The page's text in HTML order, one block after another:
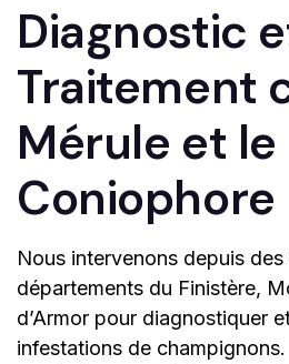
Diagnostic
Traitement
Mérule et le
Coniophore
Nous intervenons depuis
départements du Finistère,
d’Armor pour diagnostiquer
infestations de